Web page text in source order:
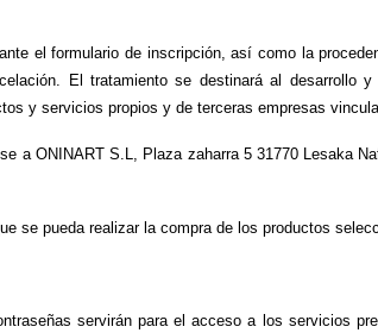
el formulario de inscripción, así como la
El tratamiento se destinará al desarrollo
y servicios propios y de terceras empresas
a ONINART S.L, Plaza zaharra 5 31770 Lesaka
se pueda realizar la compra de los productos
servirán para el acceso a los servicios